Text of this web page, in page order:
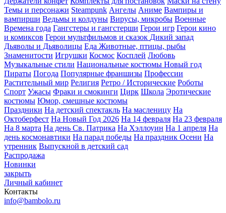
Темы и персонажи Steampunk Ангелы Аниме Вампиры и
вампирши Ведьмы и колдуны Вирусы, микробы Военные
Времена года Гангстеры и гангстерши Герои игр Герои кино
и комиксов Герои мультфильмов и сказок Дикий запад
Дьяволы и Дьяволицы Еда Животные, птицы, рыбы
Знаменитости Игрушки Космос Косплей Любовь
Музыкальные стили Национальные костюмы Новый год
Пираты Погода Популярные франшизы Профессии
Растительный мир Религия Ретро / Исторические Роботы
Спорт Ужасы Фраки и смокинги Цирк Школа Эротические
костюмы Юмор, смешные костюмы
Праздники На детский спектакль На масленицу На
Октоберфест На Новый Год 2026 На 14 февраля На 23 февраля
На 8 марта На день Св. Патрика На Хэллоуин На 1 апреля На
день космонавтики На парад победы На праздник Осени На
утренник Выпускной в детский сад
Распродажа
Новинки
закрыть
Личный кабинет
Контакты
info@bambolo.ru